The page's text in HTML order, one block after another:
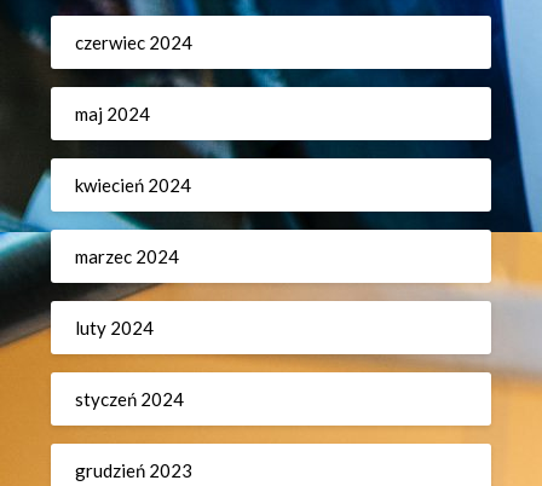
czerwiec 2024
maj 2024
kwiecień 2024
marzec 2024
luty 2024
styczeń 2024
grudzień 2023